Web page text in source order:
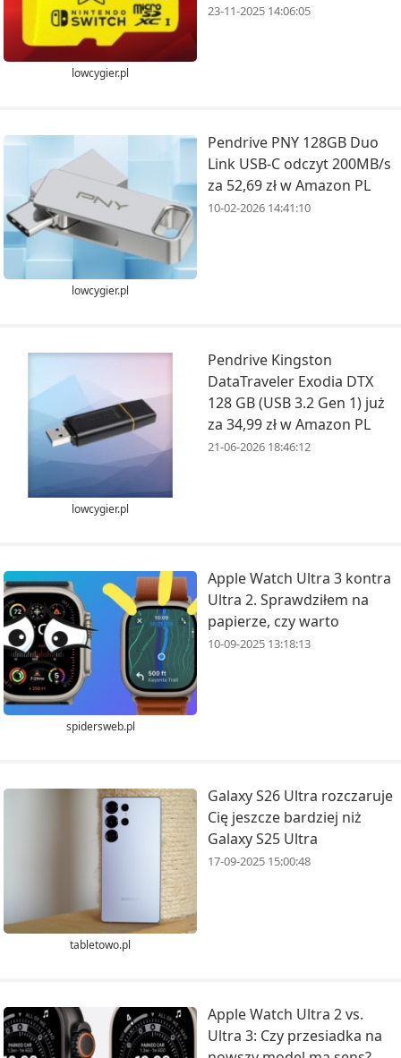
lowcygier.pl
23-11-2025 14:06:05
lowcygier.pl
Pendrive PNY 128GB Duo
Link USB-C odczyt 200MB/s
za 52,69 zł w Amazon PL
10-02-2026 14:41:10
lowcygier.pl
Pendrive Kingston
DataTraveler Exodia DTX
128 GB (USB 3.2 Gen 1) już
za 34,99 zł w Amazon PL
21-06-2026 18:46:12
spidersweb.pl
Apple Watch Ultra 3 kontra
Ultra 2. Sprawdziłem na
papierze, czy warto
10-09-2025 13:18:13
tabletowo.pl
Galaxy S26 Ultra rozczaruje
Cię jeszcze bardziej niż
Galaxy S25 Ultra
17-09-2025 15:00:48
Apple Watch Ultra 2 vs.
Ultra 3: Czy przesiadka na